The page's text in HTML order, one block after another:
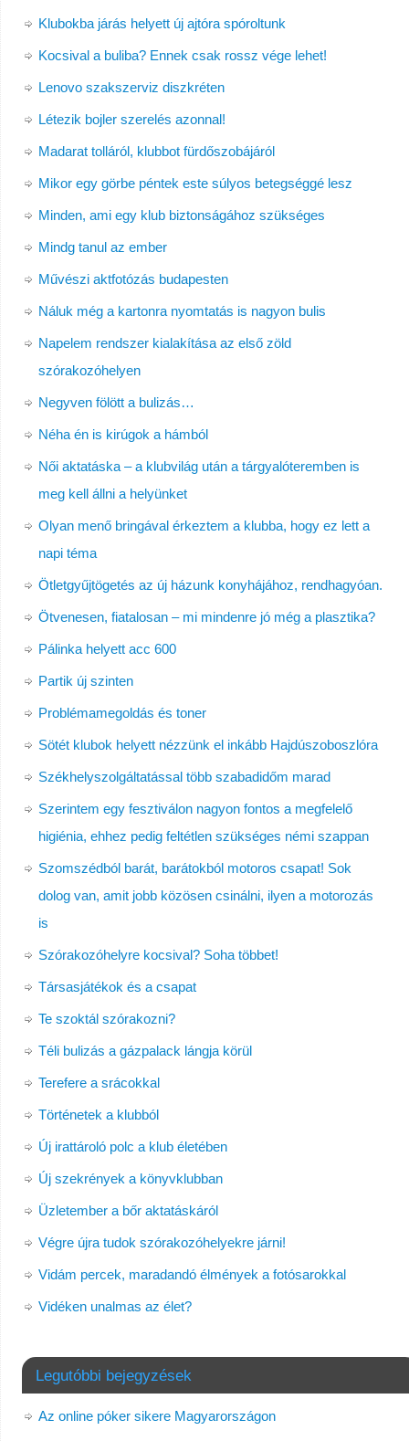
Klubokba járás helyett új ajtóra spóroltunk
Kocsival a buliba? Ennek csak rossz vége lehet!
Lenovo szakszerviz diszkréten
Létezik bojler szerelés azonnal!
Madarat tolláról, klubbot fürdőszobájáról
Mikor egy görbe péntek este súlyos betegséggé lesz
Minden, ami egy klub biztonságához szükséges
Mindg tanul az ember
Művészi aktfotózás budapesten
Náluk még a kartonra nyomtatás is nagyon bulis
Napelem rendszer kialakítása az első zöld
szórakozóhelyen
Negyven fölött a bulizás…
Néha én is kirúgok a hámból
Női aktatáska – a klubvilág után a tárgyalóteremben is
meg kell állni a helyünket
Olyan menő bringával érkeztem a klubba, hogy ez lett a
napi téma
Ötletgyűjtögetés az új házunk konyhájához, rendhagyóan.
Ötvenesen, fiatalosan – mi mindenre jó még a plasztika?
Pálinka helyett acc 600
Partik új szinten
Problémamegoldás és toner
Sötét klubok helyett nézzünk el inkább Hajdúszoboszlóra
Székhelyszolgáltatással több szabadidőm marad
Szerintem egy fesztiválon nagyon fontos a megfelelő
higiénia, ehhez pedig feltétlen szükséges némi szappan
Szomszédból barát, barátokból motoros csapat! Sok
dolog van, amit jobb közösen csinálni, ilyen a motorozás
is
Szórakozóhelyre kocsival? Soha többet!
Társasjátékok és a csapat
Te szoktál szórakozni?
Téli bulizás a gázpalack lángja körül
Terefere a srácokkal
Történetek a klubból
Új irattároló polc a klub életében
Új szekrények a könyvklubban
Üzletember a bőr aktatáskáról
Végre újra tudok szórakozóhelyekre járni!
Vidám percek, maradandó élmények a fotósarokkal
Vidéken unalmas az élet?
Legutóbbi bejegyzések
Az online póker sikere Magyarországon